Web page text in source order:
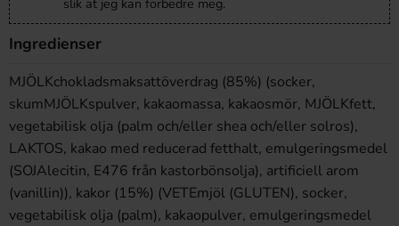
Ingredienser
MJÖLKchokladsmaksattöverdrag (85%) (socker,
skumMJÖLKspulver, kakaomassa, kakaosmör, MJÖLKfett,
vegetabilisk olja (palm och/eller shea och/eller solros),
LAKTOS, kakao med reducerad fetthalt, emulgeringsmedel
(SOJAlecitin, E476 från kastorbönsolja), artificiell arom
(vanillin)), kakor (15%) (VETEmjöl (GLUTEN), socker,
vegetabilisk olja (palm), kakaopulver, emulgeringsmedel